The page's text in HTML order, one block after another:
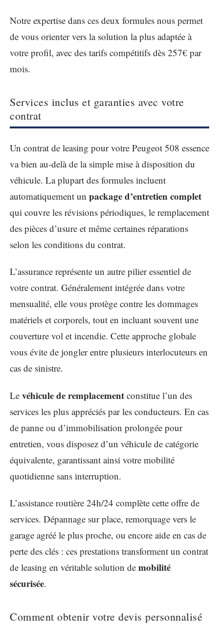
Notre expertise dans ces deux formules nous permet
de vous orienter vers la solution la plus adaptée à
votre profil, avec des tarifs compétitifs dès 257€ par
mois.
Services inclus et garanties avec votre
contrat
Un contrat de leasing pour votre Peugeot 508 essence
va bien au-delà de la simple mise à disposition du
véhicule. La plupart des formules incluent
automatiquement un package d’entretien complet
qui couvre les révisions périodiques, le remplacement
des pièces d’usure et même certaines réparations
selon les conditions du contrat.
L’assurance représente un autre pilier essentiel de
votre contrat. Généralement intégrée dans votre
mensualité, elle vous protège contre les dommages
matériels et corporels, tout en incluant souvent une
couverture vol et incendie. Cette approche globale
vous évite de jongler entre plusieurs interlocuteurs en
cas de sinistre.
Le véhicule de remplacement constitue l’un des
services les plus appréciés par les conducteurs. En cas
de panne ou d’immobilisation prolongée pour
entretien, vous disposez d’un véhicule de catégorie
équivalente, garantissant ainsi votre mobilité
quotidienne sans interruption.
L’assistance routière 24h/24 complète cette offre de
services. Dépannage sur place, remorquage vers le
garage agréé le plus proche, ou encore aide en cas de
perte des clés : ces prestations transforment un contrat
de leasing en véritable solution de mobilité
sécurisée.
Comment obtenir votre devis personnalisé